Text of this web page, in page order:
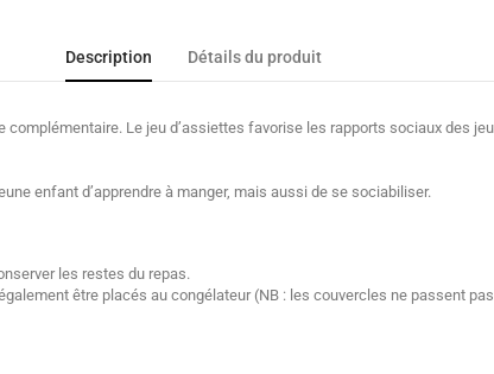
Description Détails du produit
complémentaire. Le jeu d’assiettes favorise les rapports sociaux des
enfant d’apprendre à manger, mais aussi de se sociabiliser.
les restes du repas.
être placés au congélateur (NB : les couvercles ne passent